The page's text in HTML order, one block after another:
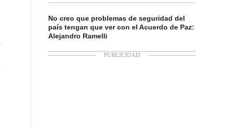
No creo que problemas de seguridad del
país tengan que ver con el Acuerdo de Paz:
Alejandro Ramelli